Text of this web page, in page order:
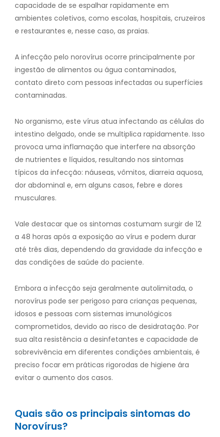
capacidade de se espalhar rapidamente em
ambientes coletivos, como escolas, hospitais, cruzeiros
e restaurantes e, nesse caso, as praias.
A infecção pelo norovírus ocorre principalmente por
ingestão de alimentos ou água contaminados,
contato direto com pessoas infectadas ou superfícies
contaminadas.
No organismo, este vírus atua infectando as células do
intestino delgado, onde se multiplica rapidamente. Isso
provoca uma inflamação que interfere na absorção
de nutrientes e líquidos, resultando nos sintomas
típicos da infecção: náuseas, vômitos, diarreia aquosa,
dor abdominal e, em alguns casos, febre e dores
musculares.
Vale destacar que os sintomas costumam surgir de 12
a 48 horas após a exposição ao vírus e podem durar
até três dias, dependendo da gravidade da infecção e
das condições de saúde do paciente.
Embora a infecção seja geralmente autolimitada, o
norovírus pode ser perigoso para crianças pequenas,
idosos e pessoas com sistemas imunológicos
comprometidos, devido ao risco de desidratação. Por
sua alta resistência a desinfetantes e capacidade de
sobrevivência em diferentes condições ambientais, é
preciso focar em práticas rigorodas de higiene ára
evitar o aumento dos casos.
Quais são os principais sintomas do
Norovírus?